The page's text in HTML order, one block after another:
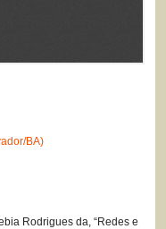
BA)
Rodrigues da, “Redes e